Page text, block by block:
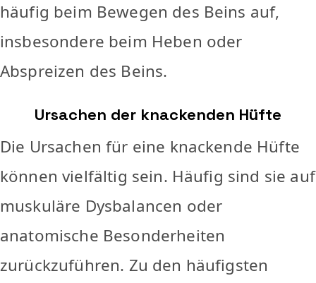
häufig beim Bewegen des Beins auf,
insbesondere beim Heben oder
Abspreizen des Beins.
Ursachen der knackenden Hüfte
Die Ursachen für eine knackende Hüfte
können vielfältig sein. Häufig sind sie auf
muskuläre Dysbalancen oder
anatomische Besonderheiten
zurückzuführen. Zu den häufigsten